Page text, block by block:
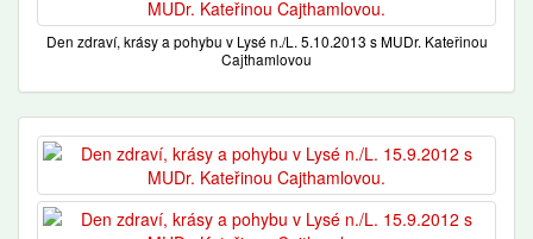
Den zdraví, krásy a pohybu v Lysé n./L. 5.10.2013 s MUDr. Kateřinou
Cajthamlovou